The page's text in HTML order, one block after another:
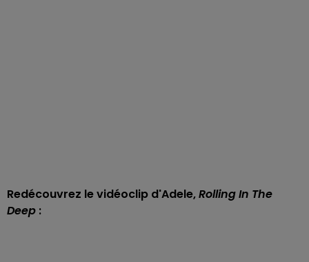
Redécouvrez le vidéoclip d'Adele,Rolling In The
Deep :